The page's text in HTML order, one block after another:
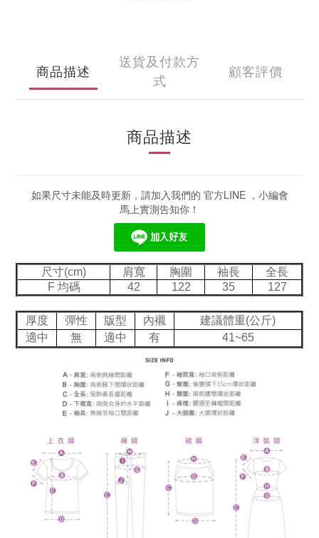
商品描述
送貨及付款方
式
顧客評價
商品描述
如果尺寸未能及時更新，請加入我們的 官方LINE ，小編會
馬上實測告知你！
尺寸(cm) 肩寬 胸圍 袖長
全長
F 均碼
42 122 35 127
厚度 彈性 版型 內襯
建議體重(公斤)
適中
無 適中 有 41~65